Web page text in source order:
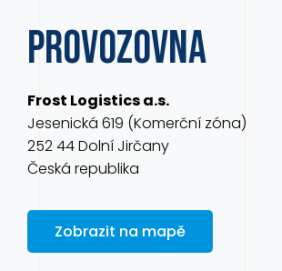
PROVOZOVNA
Frost Logistics a.s.
Jesenická 619 (Komerční zóna)
252 44 Dolní Jirčany
Česká republika
Zobrazit na mapě